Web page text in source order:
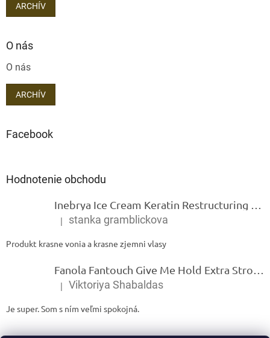
ARCHÍV
O nás
O nás
ARCHÍV
Facebook
Hodnotenie obchodu
Hodnotenie produktu je 5 z 5 hviezdičiek.
| stanka gramblickova
Produkt krasne vonia a krasne zjemni vlasy
Hodnotenie produktu je 5 z 5 hviezdičiek.
| Viktoriya Shabaldas
Je super. Som s ním veľmi spokojná.